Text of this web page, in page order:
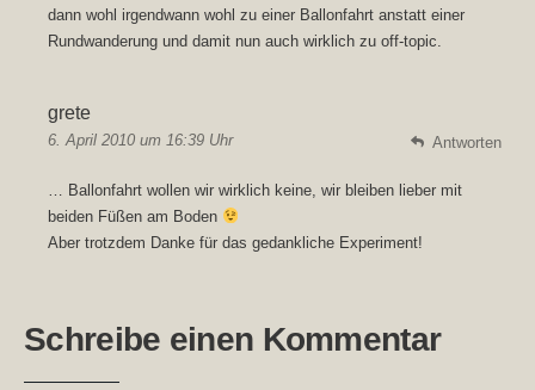
dann wohl irgendwann wohl zu einer Ballonfahrt anstatt einer
Rundwanderung und damit nun auch wirklich zu off-topic.
grete
6. April 2010 um 16:39 Uhr
… Ballonfahrt wollen wir wirklich keine, wir bleiben lieber mit
beiden Füßen am Boden
Aber trotzdem Danke für das gedankliche Experiment!
Antworten
Schreibe einen Kommentar